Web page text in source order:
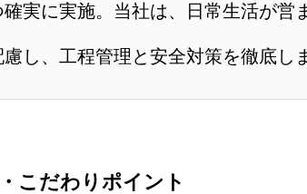
実に実施。当社は、日常生活が営
し、工程管理と安全対策を徹底し
こだわりポイント